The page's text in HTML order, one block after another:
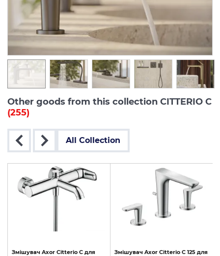
Other goods from this collection CITTERIO C
(255)
All Collection
Змішувач Axor Citterio C для
Змішувач Axor Citterio C 125 для